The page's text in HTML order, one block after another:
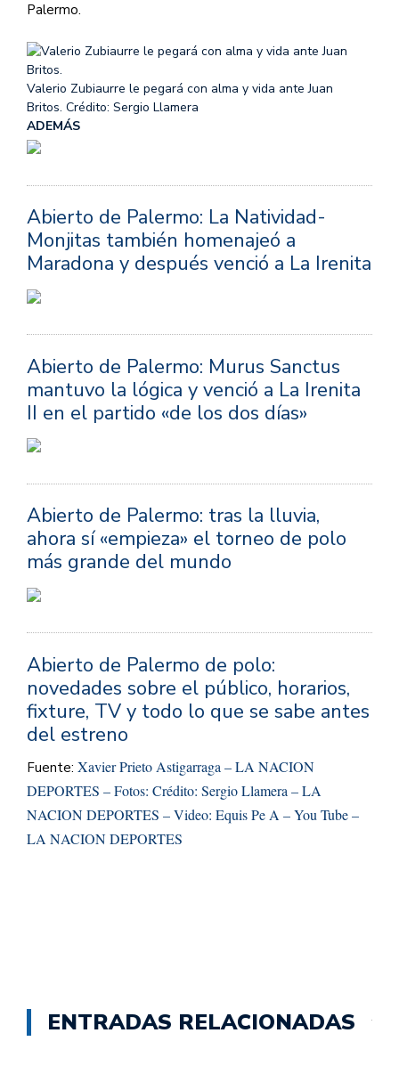
Palermo.
Valerio Zubiaurre le pegará con alma y vida ante Juan
Britos. Crédito: Sergio Llamera
ADEMÁS
Abierto de Palermo: La Natividad-
Monjitas también homenajeó a
Maradona y después venció a La Irenita
Abierto de Palermo: Murus Sanctus
mantuvo la lógica y venció a La Irenita
II en el partido «de los dos días»
Abierto de Palermo: tras la lluvia,
ahora sí «empieza» el torneo de polo
más grande del mundo
Abierto de Palermo de polo:
novedades sobre el público, horarios,
fixture, TV y todo lo que se sabe antes
del estreno
Fuente: Xavier Prieto Astigarraga – LA NACION
DEPORTES – Fotos: Crédito: Sergio Llamera – LA
NACION DEPORTES – Video: Equis Pe A – You Tube –
LA NACION DEPORTES
ENTRADAS RELACIONADAS